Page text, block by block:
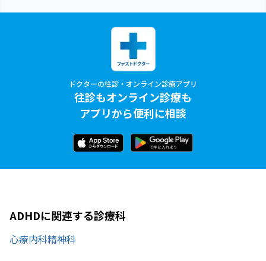
ドクターの往診・オンライン診療アプリ
往診もオンライン診療も
アプリから便利に相談
ADHDに関連する診療科
心療内科精神科